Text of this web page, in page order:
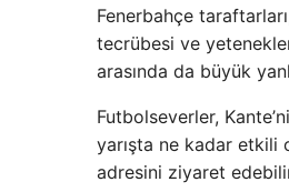
Fenerbahçe
tecrübesi ve
arasında da büyük
Futbolseverler,
yarışta ne kadar etkili
adresini ziyaret